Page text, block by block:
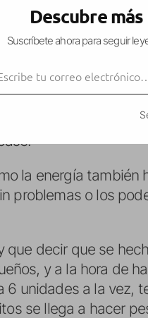
juego deestrategia
13 misiones del
juegos de este
y creación de
la energía
problemas o los
que decir que se
y a la hora de
6 unidades a la vez,
se llega a hacer
Descubre
Suscríbete ahora para seguir